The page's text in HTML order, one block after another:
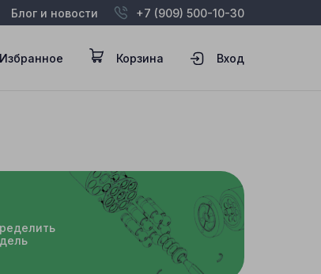
Блог и новости +7 (909) 500-10-30
Избранное Корзина Вход